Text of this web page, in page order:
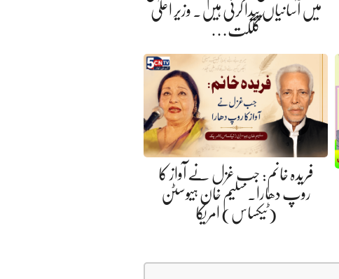
میں آسانیاں پیدا کرنی ہیں. وزیر اعلیٰ
گلگت…
فریدہ خانم: جب غزل نے آواز کا
روپ دھارا. سلیم خان ہیوسٹن
(ٹیکساس) امریکا